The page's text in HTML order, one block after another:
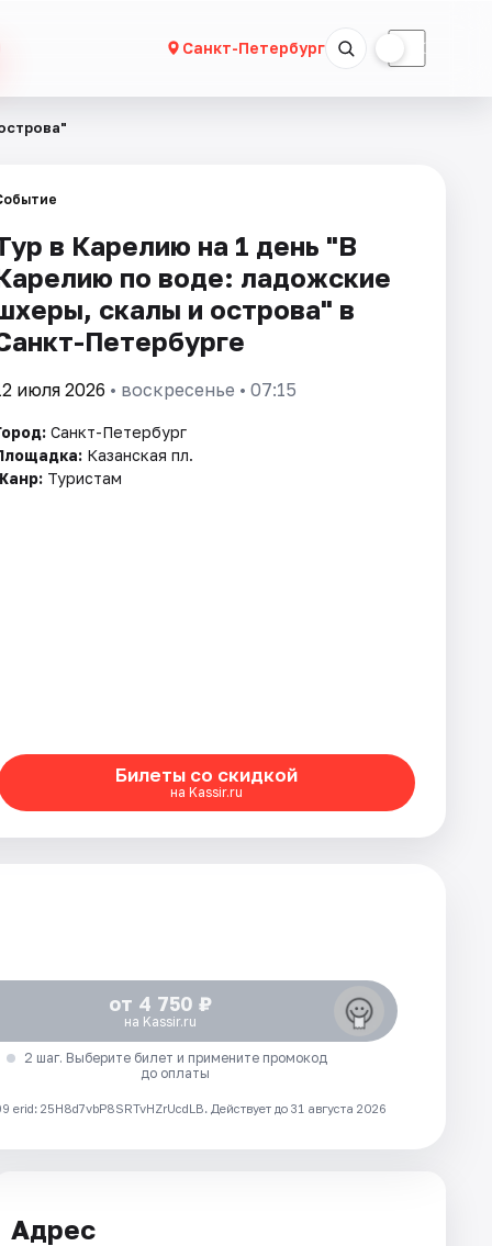
Санкт-Петербург ☾
в Карелию на 1 день "В
по воде: ладожские
скалы и острова" в
Петербурге
июля 2026 • воскресенье • 07:15
Санкт-Петербург
Казанская пл.
Туристам
Билеты со скидкой
на Kassir.ru
от 4 750 ₽
на Kassir.ru
2 шаг. Выберите билет и примените промокод
до оплаты
25H8d7vbP8SRTvHZrUcdLB. Действует до 31 августа 2026
Адрес